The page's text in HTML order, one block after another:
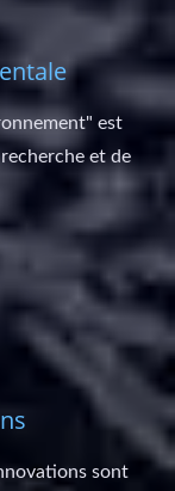
est
et de
sont